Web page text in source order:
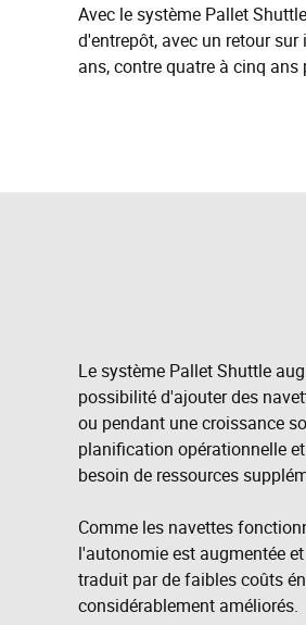
Avec le système Pallet
d'entrepôt, avec un retour
ans, contre quatre à cinq
Le système Pallet Shuttle
possibilité d'ajouter des
ou pendant une croissance
planification opérationnelle
besoin de ressources
Comme les navettes
l'autonomie est augmentée
traduit par de faibles coûts
considérablement améliorés.